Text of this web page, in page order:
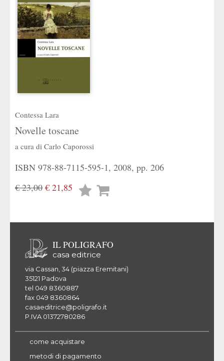
Contessa Lara
Novelle toscane
a cura di Carlo Caporossi
ISBN 978-88-7115-595-1, 2008, pp. 206
€ 23,00 € 21,85
Lista
IL POLIGRAFO
casa editrice
via Cassan, 34 (piazza Eremitani)
35121 Padova
tel 049 8360887
fax 049 8360864
casaeditrice@poligrafo.it
P.IVA 01372780286
come acquistare
metodi di pagamento